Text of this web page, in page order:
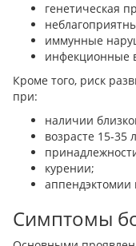
генетическая
иммунные
инфекционные
Кроме того, риск
при:
наличии
возрасте 15-35
курении;
аппендэктомии
Симптомы